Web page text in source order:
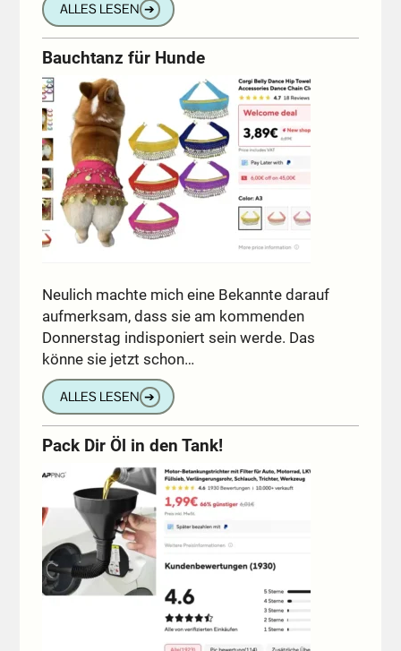
ALLES LESEN ➔
Bauchtanz für Hunde
Neulich machte mich eine Bekannte darauf
aufmerksam, dass sie am kommenden
Donnerstag indisponiert sein werde. Das
könne sie jetzt schon…
ALLES LESEN ➔
Pack Dir Öl in den Tank!